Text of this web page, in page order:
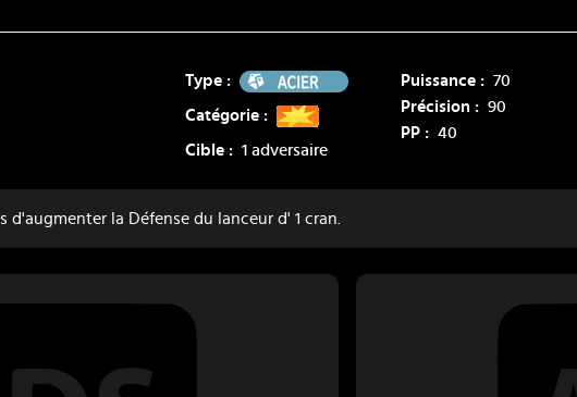
Type : Acier
Catégorie :
Cible : 1 adversaire
Puissance : 70
Précision : 90
PP : 40
d'augmenter la Défense du lanceur d' 1 cran.